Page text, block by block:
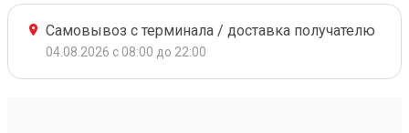
Самовывоз с терминала / доставка получателю
04.08.2026 с 08:00 до 22:00